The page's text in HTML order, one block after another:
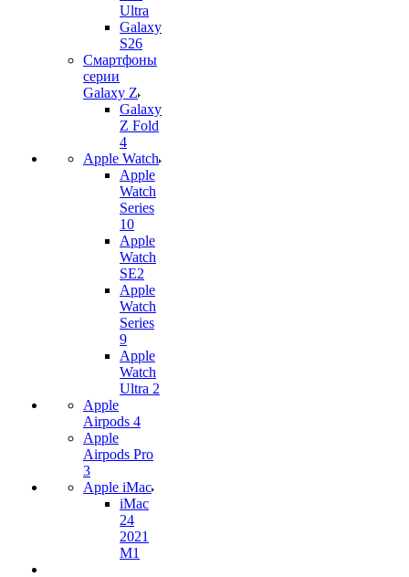
Ultra
Galaxy
S26
Смартфоны
серии
Galaxy Z
Galaxy
Z Fold
4
Apple Watch
Apple
Watch
Series
10
Apple
Watch
SE2
Apple
Watch
Series
9
Apple
Watch
Ultra 2
Apple
Airpods 4
Apple
Airpods Pro
3
Apple iMac
iMac
24
2021
M1